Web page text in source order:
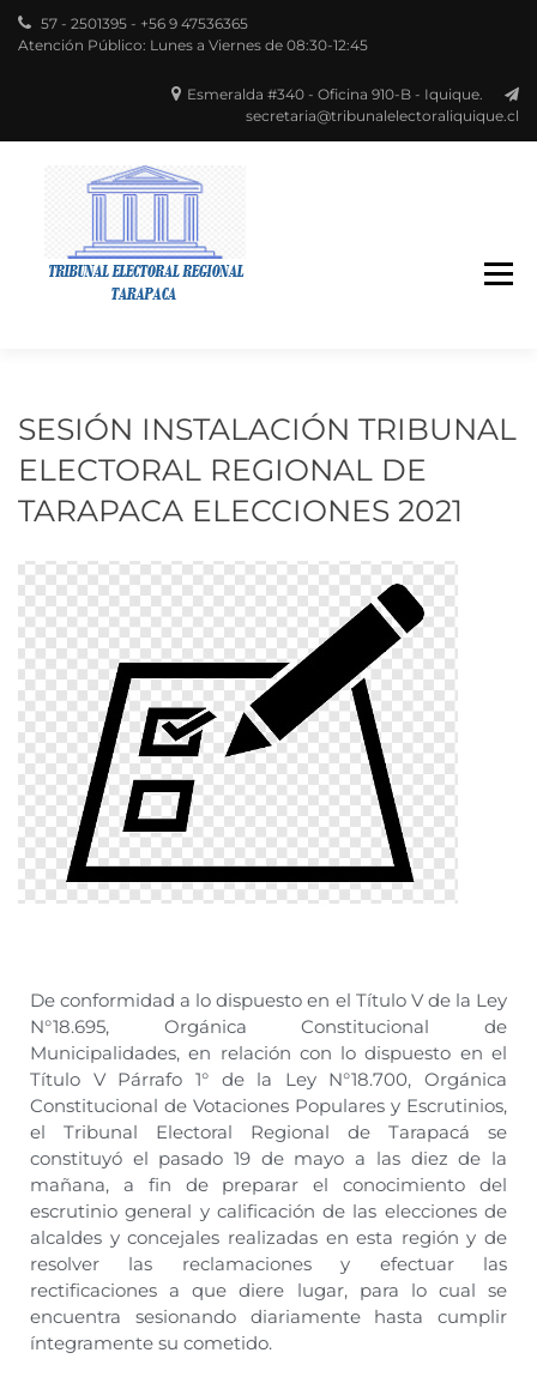
57 - 2501395 - +56 9 47536365
Atención Público: Lunes a Viernes de 08:30-12:45
Esmeralda #340 - Oficina 910-B - Iquique.
secretaria@tribunalelectoraliquique.cl
SESIÓN INSTALACIÓN TRIBUNAL
ELECTORAL REGIONAL DE
TARAPACA ELECCIONES 2021
De conformidad a lo dispuesto en el Título V de la Ley
N°18.695, Orgánica Constitucional de
Municipalidades, en relación con lo dispuesto en el
Título V Párrafo 1° de la Ley N°18.700, Orgánica
Constitucional de Votaciones Populares y Escrutinios,
el Tribunal Electoral Regional de Tarapacá se
constituyó el pasado 19 de mayo a las diez de la
mañana, a fin de preparar el conocimiento del
escrutinio general y calificación de las elecciones de
alcaldes y concejales realizadas en esta región y de
resolver las reclamaciones y efectuar las
rectificaciones a que diere lugar, para lo cual se
encuentra sesionando diariamente hasta cumplir
íntegramente su cometido.